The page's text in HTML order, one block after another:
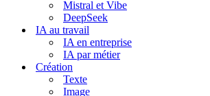
Mistral et Vibe
DeepSeek
IA au travail
IA en entreprise
IA par métier
Création
Texte
Image